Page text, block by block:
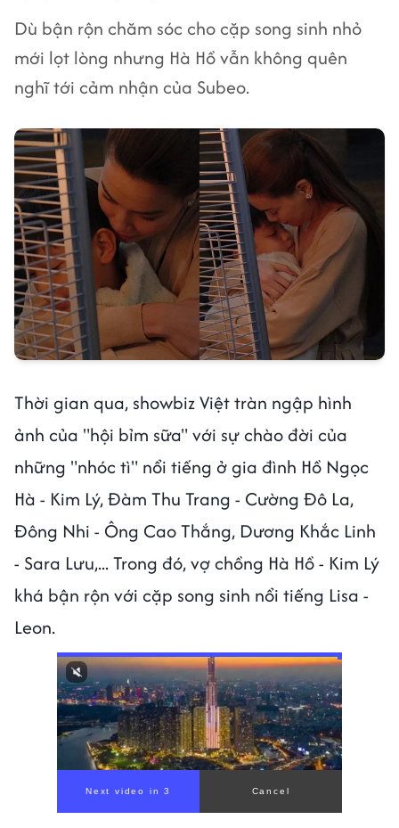
Dù bận rộn chăm sóc cho cặp song sinh nhỏ
mới lọt lòng nhưng Hà Hồ vẫn không quên
nghĩ tới cảm nhận của Subeo.
Thời gian qua, showbiz Việt tràn ngập hình
ảnh của "hội bỉm sữa" với sự chào đời của
những "nhóc tì" nổi tiếng ở gia đình Hồ Ngọc
Hà - Kim Lý, Đàm Thu Trang - Cường Đô La,
Đông Nhi - Ông Cao Thắng, Dương Khắc Linh
- Sara Lưu,... Trong đó, vợ chồng Hà Hồ - Kim Lý
khá bận rộn với cặp song sinh nổi tiếng Lisa -
Leon.